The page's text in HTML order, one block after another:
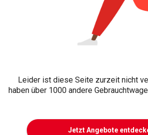
Leider ist diese Seite zurzeit nicht
haben über 1000 andere
Jetzt Angebote